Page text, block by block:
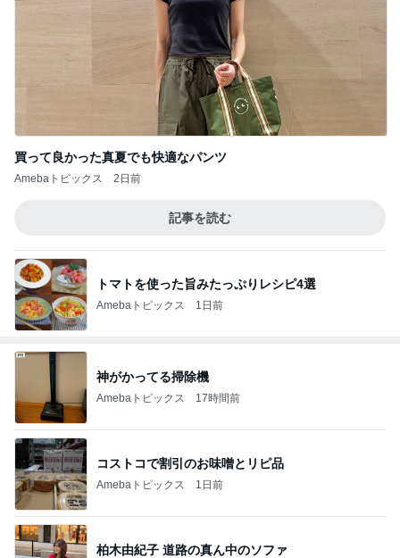
買って良かった真夏でも快適なパンツ
Amebaトピックス 2日前
記事を読む
トマトを使った旨みたっぷりレシピ4選
Amebaトピックス 1日前
神がかってる掃除機
Amebaトピックス 17時間前
コストコで割引のお味噌とリピ品
Amebaトピックス 1日前
柏木由紀子 道路の真ん中のソファ